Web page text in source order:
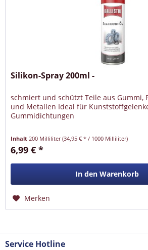
Silikon-Spray 200ml -
schmiert und schützt Teile aus Gummi,
und Metallen Ideal für
Gummidichtungen
Inhalt200 Milliliter(34,95 € * / 1000 Milliliter)
6,99 € *
In den Warenkorb
Merken
Service Hotline